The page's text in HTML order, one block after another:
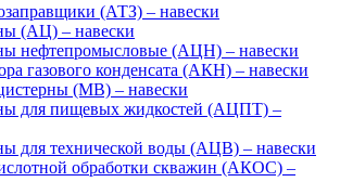
(АТЗ) – навески
(АЦ) – навески
нефтепромысловые (АЦН) – навески
газового конденсата (АКН) – навески
(МВ) – навески
для пищевых жидкостей (АЦПТ) –
для технической воды (АЦВ) – навески
обработки скважин (АКОС) –